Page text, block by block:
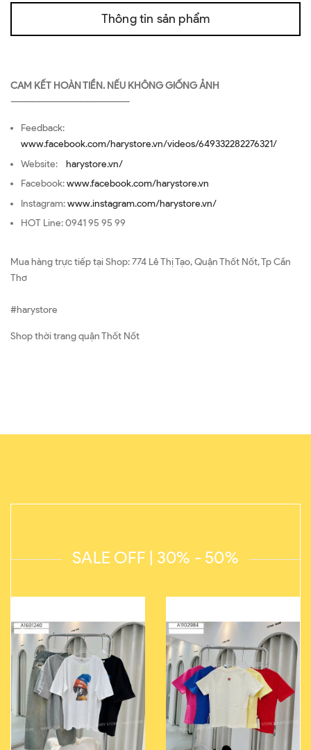
Thông tin sản phẩm
CAM KẾT HOÀN TIỀN. NẾU KHÔNG GIỐNG ẢNH
—————————————————
Feedback:
www.facebook.com/harystore.vn/videos/649332282276321/
Website: harystore.vn/
Facebook:www.facebook.com/harystore.vn
Instagram:www.instagram.com/harystore.vn/
HOT Line: 0941 95 95 99
Mua hàng trực tiếp tại Shop: 774 Lê Thị Tạo, Quận Thốt Nốt, Tp Cần
Thơ
#harystore
Shop thời trang quận Thốt Nốt
SALE OFF | 30% - 50%